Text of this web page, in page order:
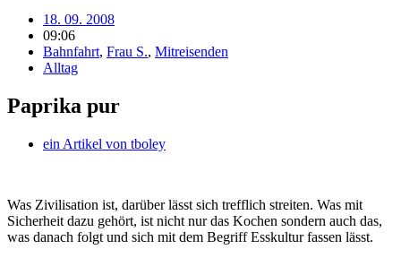
18. 09. 2008
09:06
Bahnfahrt, Frau S., Mitreisenden
Alltag
Paprika pur
ein Artikel von tboley
Was Zivilisation ist, darüber lässt sich trefflich streiten. Was mit
Sicherheit dazu gehört, ist nicht nur das Kochen sondern auch das,
was danach folgt und sich mit dem Begriff Esskultur fassen lässt.